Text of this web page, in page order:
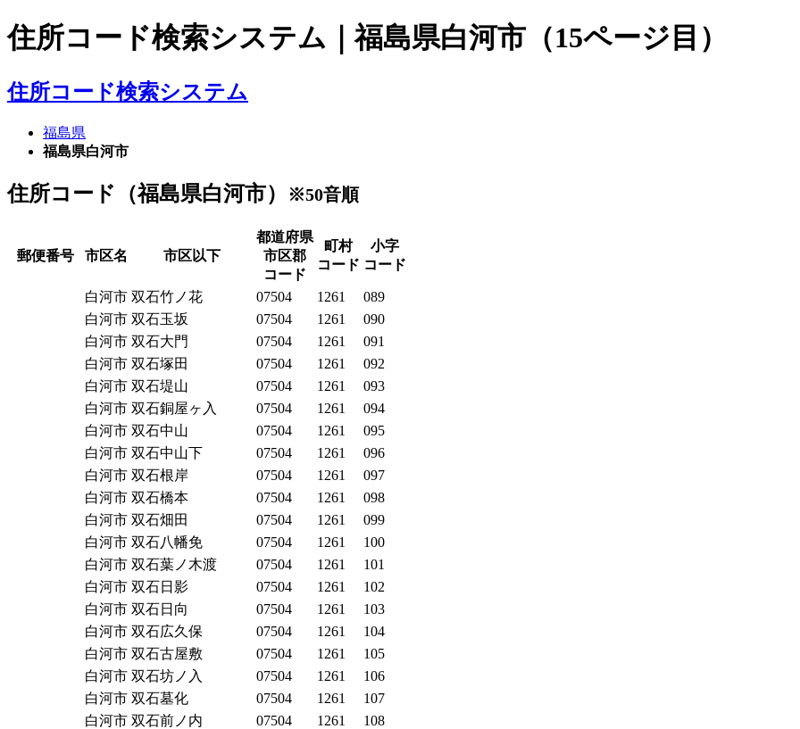
住所コード検索システム｜福島県白河市（15ページ目）
住所コード検索システム
福島県
福島県白河市
住所コード（福島県白河市） ※50音順
郵便番号 市区名 市区以下
都道府県
市区郡
コード
町村
コード
小字
コード
白河市 双石竹ノ花 07504 1261
089
白河市 双石玉坂 07504 1261
090
白河市 双石大門 07504 1261
091
白河市 双石塚田 07504 1261
092
白河市 双石堤山 07504 1261
093
白河市 双石銅屋ヶ入 07504 1261
094
白河市 双石中山 07504 1261
095
白河市 双石中山下 07504 1261
096
白河市 双石根岸 07504 1261
097
白河市 双石橋本 07504 1261
098
白河市 双石畑田 07504 1261
099
白河市 双石八幡免 07504 1261
100
白河市 双石葉ノ木渡 07504 1261
101
白河市 双石日影 07504 1261
102
白河市 双石日向 07504 1261
103
白河市 双石広久保 07504 1261
104
白河市 双石古屋敷 07504 1261
105
白河市 双石坊ノ入 07504 1261
106
白河市 双石墓化 07504 1261
107
白河市 双石前ノ内 07504 1261
108